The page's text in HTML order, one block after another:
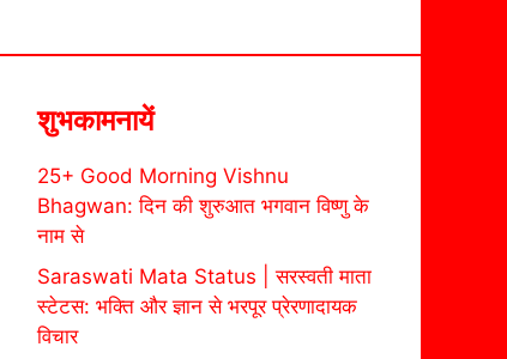
शुभकामनायें
25+ Good Morning Vishnu
Bhagwan: दिन की शुरुआत भगवान विष्णु के
नाम से
Saraswati Mata Status | सरस्वती माता
स्टेटस: भक्ति और ज्ञान से भरपूर प्रेरणादायक
विचार